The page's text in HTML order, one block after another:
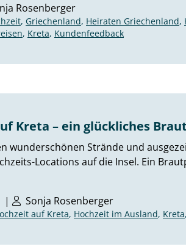
Rosenberger
, Griechenland, Heiraten Griechenland,
, Kreta, Kundenfeedback
Kreta – ein glückliches
wunderschönen Strände und
Locations auf die Insel. Ein
|
Sonja Rosenberger
auf Kreta, Hochzeit im Ausland, Kreta,